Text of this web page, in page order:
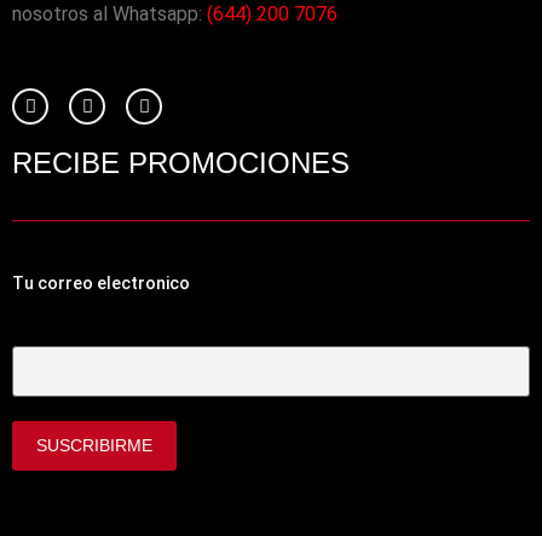
nosotros al Whatsapp: (644) 200 7076
RECIBE PROMOCIONES
Tu correo electronico